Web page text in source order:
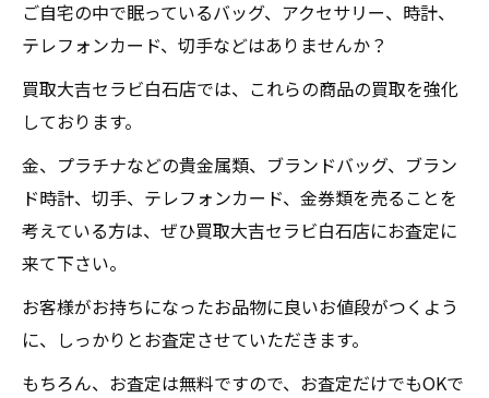
ご自宅の中で眠っているバッグ、アクセサリー、時計、
テレフォンカード、切手などはありませんか？
買取大吉セラビ白石店では、これらの商品の買取を強化
しております。
金、プラチナなどの貴金属類、ブランドバッグ、ブラン
ド時計、切手、テレフォンカード、金券類を売ることを
考えている方は、ぜひ買取大吉セラビ白石店にお査定に
来て下さい。
お客様がお持ちになったお品物に良いお値段がつくよう
に、しっかりとお査定させていただきます。
もちろん、お査定は無料ですので、お査定だけでもOKで